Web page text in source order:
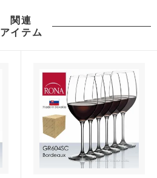
関連
アイテム